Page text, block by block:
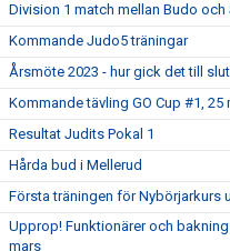
Division 1 match mellan Budo och
Kommande Judo5 träningar
Årsmöte 2023 - hur gick det till
Kommande tävling GO Cup #1, 25
Resultat Judits Pokal 1
Hårda bud i Mellerud
Första träningen för Nybörjarkurs
Upprop! Funktionärer och
mars